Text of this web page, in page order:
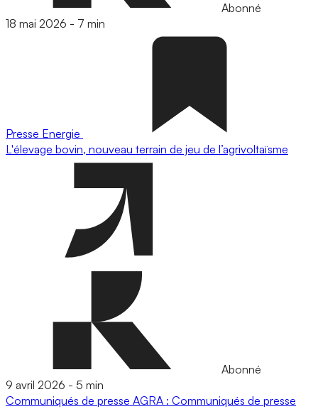
Abonné
18 mai 2026 - 7 min
Presse Energie
L'élevage bovin, nouveau terrain de jeu de l’agrivoltaïsme
Abonné
9 avril 2026 - 5 min
Communiqués de presse AGRA : Communiqués de presse